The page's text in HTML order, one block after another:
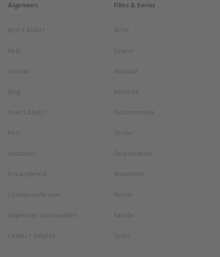
Algemeen
Mijn CANAL+
Help
Contact
Blog
Over CANAL+
Pers
Vacatures
Privacybeleid
Cookievoorkeuren
Algemene Voorwaarden
CANAL+ Zakelijk
Films & Series
Actie
Drama
Misdaad
Komedie
Documentaire
Thriller
Geschiedenis
Romantiek
Horror
Familie
Sport